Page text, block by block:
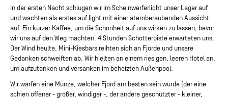
In der ersten Nacht schlugen wir im Scheinwerferlicht unser Lager auf
und wachten als erstes auf light mit einer atemberaubenden Aussicht
auf. Ein kurzer Kaffee, um die Schönheit auf uns wirken zu lassen, bevor
wir uns auf den Weg machten. 4 Stunden Schotterpiste erwarteten uns.
Der Wind heulte, Mini-Kiesbars reihten sich an Fjorde und unsere
Gedanken schweiften ab. Wir hielten an einem riesigen, leeren Hotel an,
um aufzutanken und versanken im beheizten Außenpool.
Wir warfen eine Münze, welcher Fjord am besten sein würde (der eine
schien offener - größer, windiger -, der andere geschützter - kleiner,